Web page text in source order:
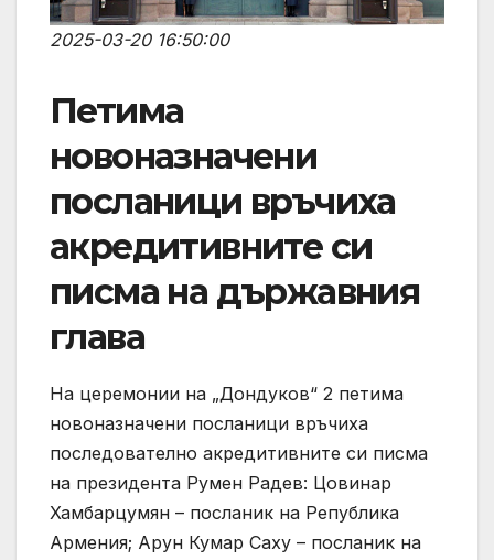
2025-03-20 16:50:00
Петима
новоназначени
посланици връчиха
акредитивните си
писма на държавния
глава
На церемонии на „Дондуков“ 2 петима
новоназначени посланици връчиха
последователно акредитивните си писма
на президента Румен Радев: Цовинар
Хамбарцумян – посланик на Република
Армения; Арун Кумар Саху – посланик на